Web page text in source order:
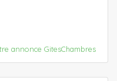
annonce GitesChambres